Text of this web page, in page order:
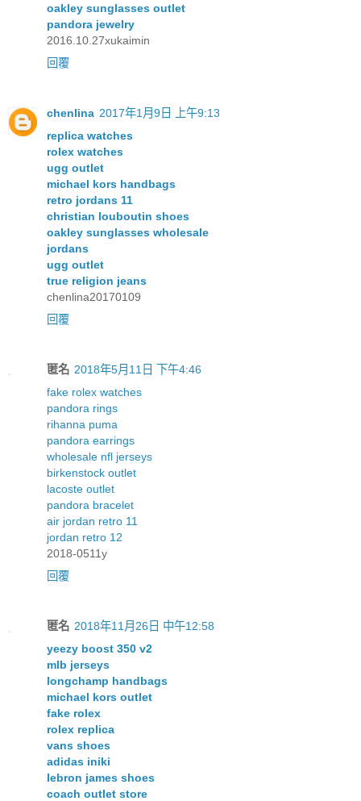
oakley sunglasses outlet
pandora jewelry
2016.10.27xukaimin
回覆
chenlina 2017年1月9日 上午9:13
replica watches
rolex watches
ugg outlet
michael kors handbags
retro jordans 11
christian louboutin shoes
oakley sunglasses wholesale
jordans
ugg outlet
true religion jeans
chenlina20170109
回覆
匿名 2018年5月11日 下午4:46
fake rolex watches
pandora rings
rihanna puma
pandora earrings
wholesale nfl jerseys
birkenstock outlet
lacoste outlet
pandora bracelet
air jordan retro 11
jordan retro 12
2018-0511y
回覆
匿名 2018年11月26日 中午12:58
yeezy boost 350 v2
mlb jerseys
longchamp handbags
michael kors outlet
fake rolex
rolex replica
vans shoes
adidas iniki
lebron james shoes
coach outlet store